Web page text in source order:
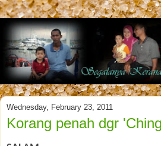
Wednesday, February 23, 2011
Korang penah dgr